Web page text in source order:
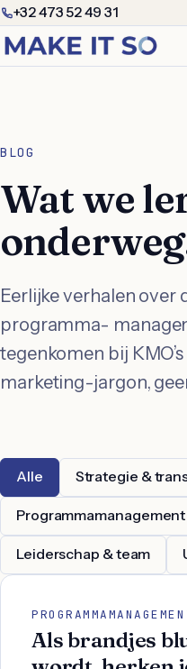
+32 473 52 49 31
BLOG
Wat we
Eerlijke verhalen
programma-
tegenkomen bij
marketing-jargon,
Alle Strategie &
Programmamanagement
Leiderschap & team
Als brandjes